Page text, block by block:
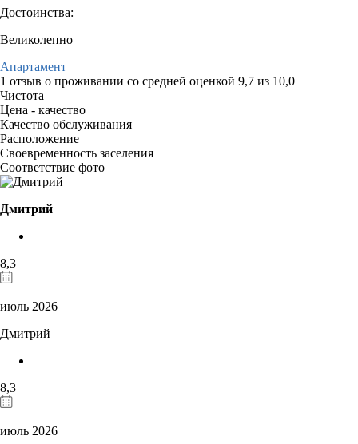
Достоинства:
Великолепно
Апартамент
1 отзыв о проживании со средней оценкой 9,7 из 10,0
Чистота
Цена - качество
Качество обслуживания
Расположение
Своевременность заселения
Соответствие фото
Дмитрий
8,3
июль 2026
Дмитрий
8,3
июль 2026